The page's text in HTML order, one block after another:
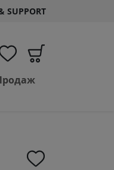
SUPPORT